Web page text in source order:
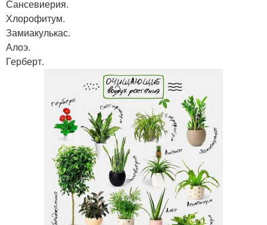
Сансевиерия.
Хлорофитум.
Замиакулькас.
Алоэ.
Герберт.